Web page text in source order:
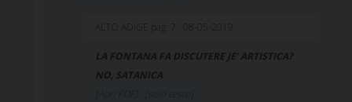
ALTO ADIGE pag. 7 · 08-05-2019
LA FONTANA FA DISCUTERE JE’ ARTISTICA?
NO, SATANICA
[Apri PDF]
[solo testo]